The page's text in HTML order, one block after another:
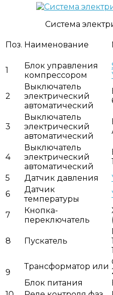
Система
Поз. Наименование
1
Блок управления
компрессором
2
Выключатель
электрический
автоматический
3
Выключатель
электрический
автоматический
4
Выключатель
электрический
автоматический
5 Датчик давления
6
Датчик
температуры
7
Кнопка-
переключатель
8 Пускатель
9
Трансформатор или
Блок питания